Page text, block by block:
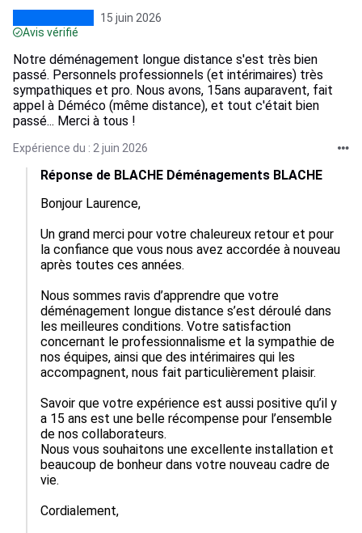
15 juin 2026
Avis vérifié
Notre déménagement longue distance s'est très bien
passé. Personnels professionnels (et intérimaires) très
sympathiques et pro. Nous avons, 15ans auparavent, fait
appel à Déméco (même distance), et tout c'était bien
passé... Merci à tous !
Expérience du : 2 juin 2026
Réponse de BLACHE Déménagements BLACHE
Bonjour Laurence,
Un grand merci pour votre chaleureux retour et pour
la confiance que vous nous avez accordée à nouveau
après toutes ces années.
Nous sommes ravis d’apprendre que votre
déménagement longue distance s’est déroulé dans
les meilleures conditions. Votre satisfaction
concernant le professionnalisme et la sympathie de
nos équipes, ainsi que des intérimaires qui les
accompagnent, nous fait particulièrement plaisir.
Savoir que votre expérience est aussi positive qu’il y
a 15 ans est une belle récompense pour l’ensemble
de nos collaborateurs.
Nous vous souhaitons une excellente installation et
beaucoup de bonheur dans votre nouveau cadre de
vie.
Cordialement,